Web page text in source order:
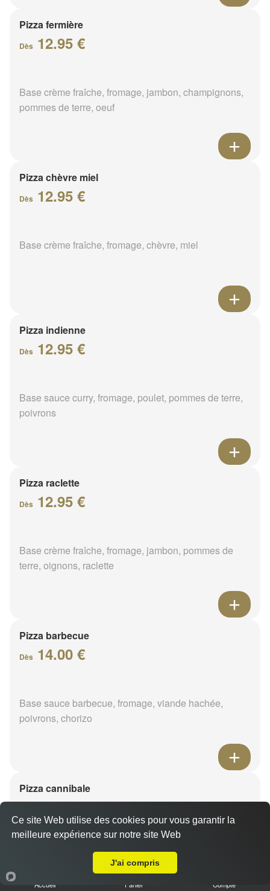
Pizza fermière
Dès 12.95 €
Base crème fraîche, fromage, jambon, champignons,
pommes de terre, oeuf
Pizza chèvre miel
Dès 12.95 €
Base crème fraîche, fromage, chèvre, miel
Pizza indienne
Dès 12.95 €
Base sauce curry, fromage, poulet, pommes de terre,
poivrons
Pizza raclette
Dès 12.95 €
Base crème fraîche, fromage, jambon, pommes de
terre, oignons, raclette
Pizza barbecue
Dès 14.00 €
Base sauce barbecue, fromage, viande hachée,
poivrons, chorizo
Pizza cannibale
14.00 €
Base sauce barbecue, fromage, viande hachée,
Accueil Panier Compte
Ce site Web utilise des cookies pour vous garantir la
meilleure expérience sur notre site Web
J'ai compris